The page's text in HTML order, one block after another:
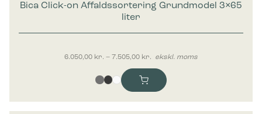
Bica Click-on Affaldssortering Grundmodel 3×65
liter
6.050,00 kr. – 7.505,00 kr.Prisinterval: 6.050,00 kr. til
ekskl. moms